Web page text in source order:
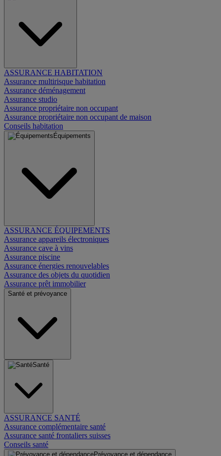
ASSURANCE HABITATION
Assurance multirisque habitation
Assurance déménagement
Assurance studio
Assurance propriétaire non occupant
Assurance propriétaire non occupant de maison
Conseils habitation
Équipements
ASSURANCE ÉQUIPEMENTS
Assurance appareils électroniques
Assurance cave à vins
Assurance piscine
Assurance énergies renouvelables
Assurance des objets du quotidien
Assurance prêt immobilier
Santé et prévoyance
Santé
ASSURANCE SANTÉ
Assurance complémentaire santé
Assurance santé frontaliers suisses
Conseils santé
Prévoyance et dépendance